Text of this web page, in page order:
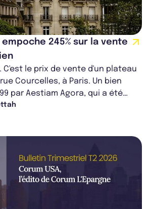
245% sur la vente
C'est le prix de vente d'un plateau
Courcelles, à Paris. Un bien
par Aestiam Agora, qui a été
value...